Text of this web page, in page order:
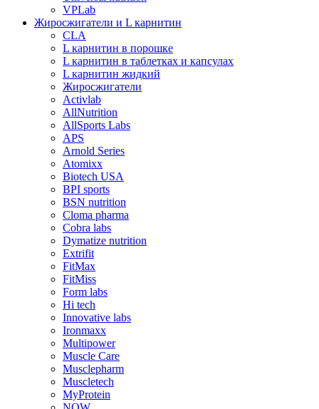
VPLab
Жиросжигатели и L карнитин
CLA
L карнитин в порошке
L карнитин в таблетках и капсулах
L карнитин жидкий
Жиросжигатели
Activlab
AllNutrition
AllSports Labs
APS
Arnold Series
Atomixx
Biotech USA
BPI sports
BSN nutrition
Cloma pharma
Cobra labs
Dymatize nutrition
Extrifit
FitMax
FitMiss
Form labs
Hi tech
Innovative labs
Ironmaxx
Multipower
Muscle Care
Musclepharm
Muscletech
MyProtein